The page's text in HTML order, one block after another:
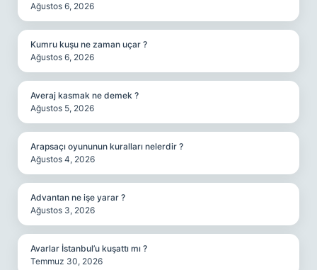
Ağustos 6, 2026
Kumru kuşu ne zaman uçar ?
Ağustos 6, 2026
Averaj kasmak ne demek ?
Ağustos 5, 2026
Arapsaçı oyununun kuralları nelerdir ?
Ağustos 4, 2026
Advantan ne işe yarar ?
Ağustos 3, 2026
Avarlar İstanbul’u kuşattı mı ?
Temmuz 30, 2026